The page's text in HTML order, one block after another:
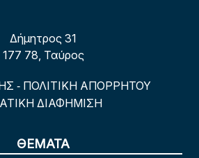
Δήμητρος 31
177 78, Ταύρος
- ΠΟΛΙΤΙΚΗ ΑΠΟΡΡΗΤΟΥ
ΔΙΑΦΗΜΙΣΗ
ΘΕΜΑΤΑ